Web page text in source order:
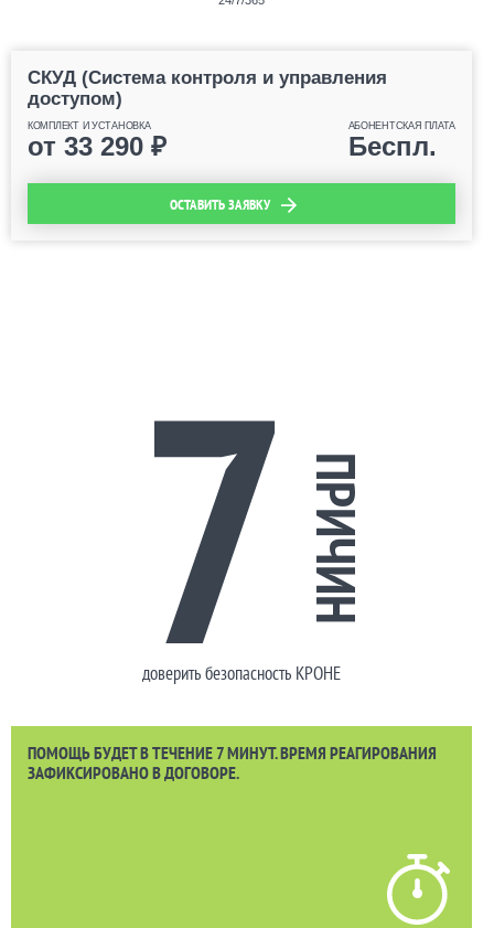
СКУД (Система контроля и управления
доступом)
КОМПЛЕКТ И УСТАНОВКА
от 33 290 ₽
АБОНЕНТСКАЯ ПЛАТА
Беспл.
ОСТАВИТЬ ЗАЯВКУ
7 ПРИЧИН
доверить безопасность КРОНЕ
ПОМОЩЬ БУДЕТ В ТЕЧЕНИЕ 7 МИНУТ. ВРЕМЯ РЕАГИРОВАНИЯ
ЗАФИКСИРОВАНО В ДОГОВОРЕ.